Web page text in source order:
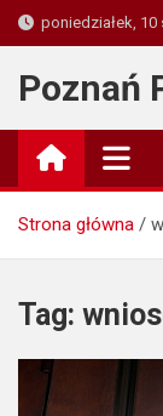
Skip
to
content
poniedziałek, 10
Poznań
Strona główna
Tag: